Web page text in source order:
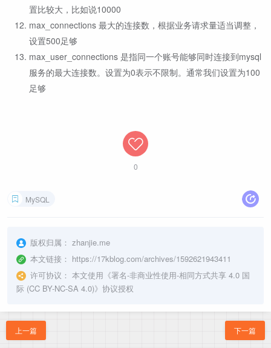
置比较大，比如说10000
max_connections 最大的连接数，根据业务请求量适当调整，
设置500足够
max_user_connections 是指同一个账号能够同时连接到mysql
服务的最大连接数。设置为0表示不限制。通常我们设置为100
足够
0
MySQL
版权归属： zhanjie.me
本文链接： https://17kblog.com/archives/1592621943411
许可协议： 本文使用《署名-非商业性使用-相同方式共享 4.0 国
际 (CC BY-NC-SA 4.0)》协议授权
上一篇 下一篇